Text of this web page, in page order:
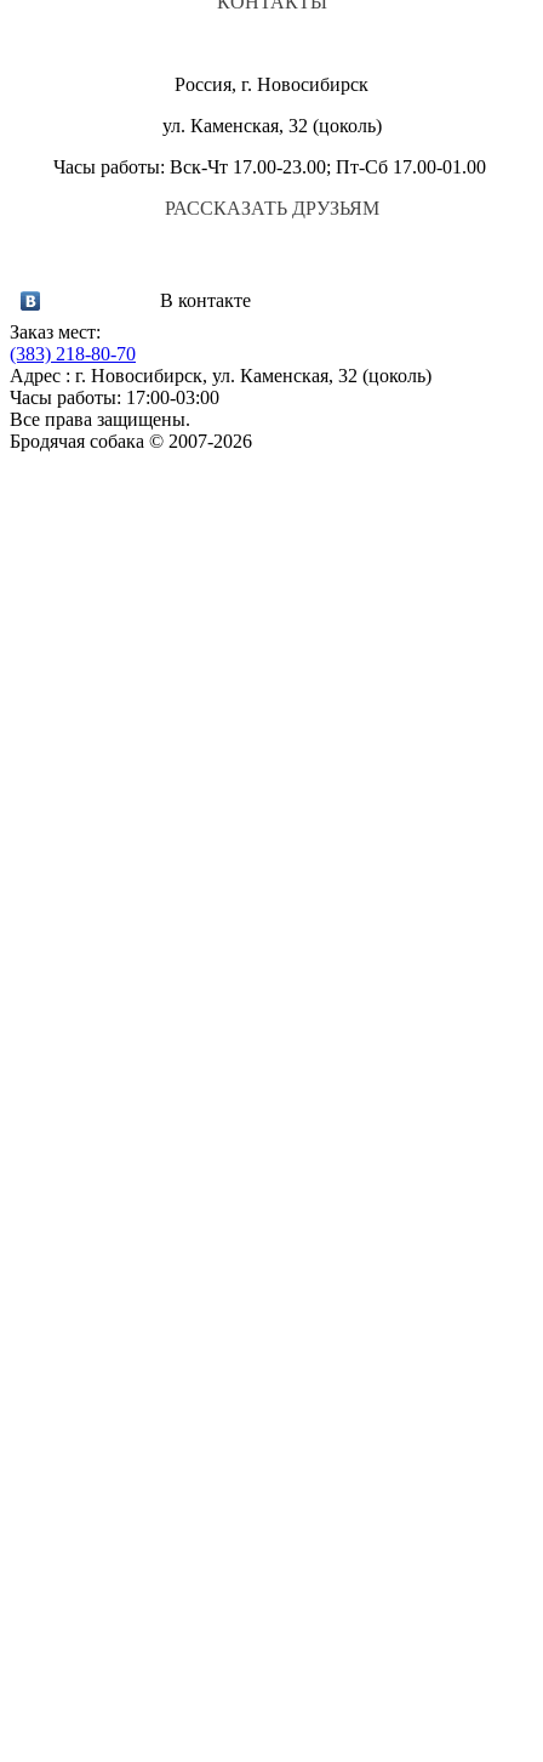
Россия, г. Новосибирск
ул. Каменская, 32 (цоколь)
Часы работы: Вск-Чт 17.00-23.00; Пт-Сб 17.00-01.00
РАССКАЗАТЬ ДРУЗЬЯМ
В контакте
Заказ мест:
(383) 218-80-70
Адрес : г. Новосибирск, ул. Каменская, 32 (цоколь)
Часы работы: 17:00-03:00
Все права защищены.
Бродячая собака © 2007-2026